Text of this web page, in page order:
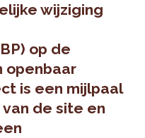
wijziging
op de
openbaar
is een mijlpaal
de site en